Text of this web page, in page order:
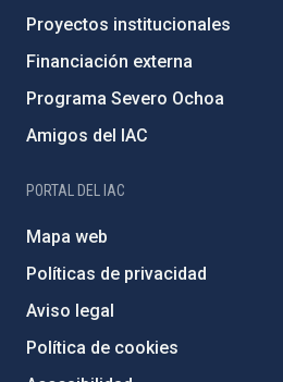
Proyectos institucionales
Financiación externa
Programa Severo Ochoa
Amigos del IAC
PORTAL DEL IAC
Mapa web
Políticas de privacidad
Aviso legal
Política de cookies